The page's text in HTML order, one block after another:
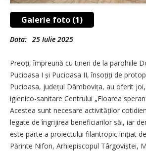
Galerie foto (1)
Data: 25 Iulie 2025
Preoți, împreună cu tineri de la parohiile
Pucioasa I și Pucioasa II, însoțiți de
Pucioasa, județul Dâmbovița, au oferit
igienico-sanitare Centrului „Floarea
Acestea sunt necesare activităților
legate de îngrijirea beneficiarilor săi, iar
este parte a proiectului filantropic inițiat
Părinte Nifon, Arhiepiscopul Târgoviștei,